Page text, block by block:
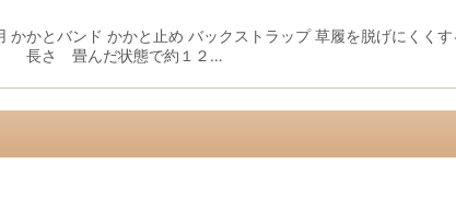
かかとバンド かかと止め バックストラップ 草履を脱げにく
長さ 畳んだ状態で約１２…